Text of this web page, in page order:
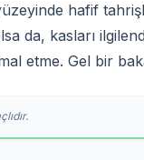
hafif
da, kasları
etme. Gel bir